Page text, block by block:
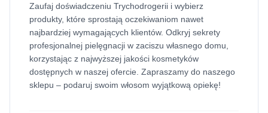
Zaufaj doświadczeniu Trychodrogerii i wybierz
produkty, które sprostają oczekiwaniom nawet
najbardziej wymagających klientów. Odkryj sekrety
profesjonalnej pielęgnacji w zaciszu własnego domu,
korzystając z najwyższej jakości kosmetyków
dostępnych w naszej ofercie. Zapraszamy do naszego
sklepu – podaruj swoim włosom wyjątkową opiekę!